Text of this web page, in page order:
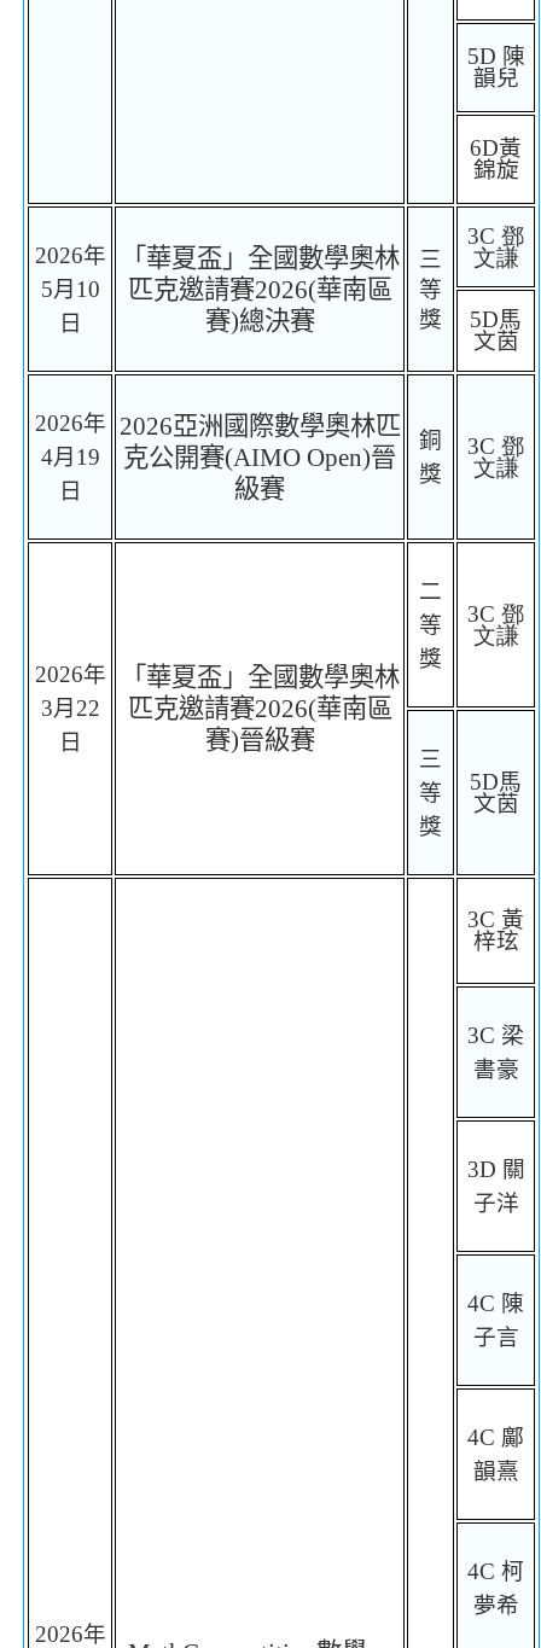
5D 陳
韻兒
6D黃
錦旋
2026年
5月 10
日
「華夏盃」全國數學奧林
匹克邀請賽2026(華南區
賽)總決賽
三
等
獎
3C 鄧
文謙
5D馬
文茵
2026年
4月 19
日
2026亞洲國際數學奧林匹
克公開賽(AIMO Open)晉
級賽
銅
獎
3C 鄧
文謙
2026年
3月 22
日
「華夏盃」全國數學奧林
匹克邀請賽2026(華南區
賽)晉級賽
二
等
獎
3C 鄧
文謙
三
等
獎
5D馬
文茵
2026年
3C 黃
梓玹
3C 梁
書豪
3D 關
子洋
4C 陳
子言
4C 鄺
韻熹
4C 柯
夢希